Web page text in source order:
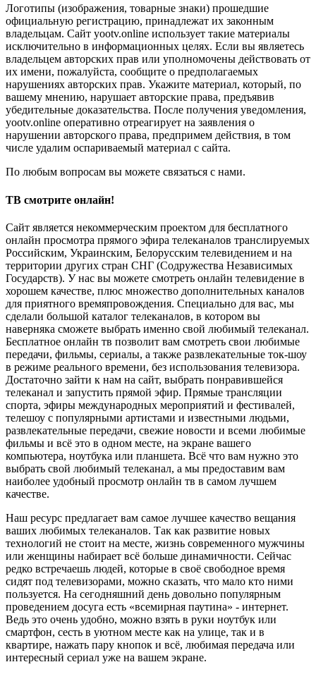
Логотипы (изображения, товарные знаки) прошедшие
официальную регистрацию, принадлежат их законным
владельцам. Сайт yootv.online использует такие материалы
исключительно в информационных целях. Если вы являетесь
владельцем авторских прав или уполномочены действовать от
их имени, пожалуйста, сообщите о предполагаемых
нарушениях авторских прав. Укажите материал, который, по
вашему мнению, нарушает авторские права, предъявив
убедительные доказательства. После получения уведомления,
yootv.online оперативно отреагирует на заявления о
нарушении авторского права, предпримем действия, в том
числе удалим оспариваемый материал с сайта.
По любым вопросам вы можете связаться с нами.
ТВ смотрите онлайн!
Сайт является некоммерческим проектом для бесплатного
онлайн просмотра прямого эфира телеканалов транслируемых
Российским, Украинским, Белорусским телевидением и на
территории других стран СНГ (Содружества Независимых
Государств). У нас вы можете смотреть онлайн телевидение в
хорошем качестве, плюс множество дополнительных каналов
для приятного времяпровождения. Специально для вас, мы
сделали большой каталог телеканалов, в котором вы
наверняка сможете выбрать именно свой любимый телеканал.
Бесплатное онлайн тв позволит вам смотреть свои любимые
передачи, фильмы, сериалы, а также развлекательные ток-шоу
в режиме реального времени, без использования телевизора.
Достаточно зайти к нам на сайт, выбрать понравившейся
телеканал и запустить прямой эфир. Прямые трансляции
спорта, эфиры международных мероприятий и фестивалей,
телешоу с популярными артистами и известными людьми,
развлекательные передачи, свежие новости и всеми любимые
фильмы и всё это в одном месте, на экране вашего
компьютера, ноутбука или планшета. Всё что вам нужно это
выбрать свой любимый телеканал, а мы предоставим вам
наиболее удобный просмотр онлайн тв в самом лучшем
качестве.
Наш ресурс предлагает вам самое лучшее качество вещания
ваших любимых телеканалов. Так как развитие новых
технологий не стоит на месте, жизнь современного мужчины
или женщины набирает всё больше динамичности. Сейчас
редко встречаешь людей, которые в своё свободное время
сидят под телевизорами, можно сказать, что мало кто ними
пользуется. На сегодняшний день довольно популярным
проведением досуга есть «всемирная паутина» - интернет.
Ведь это очень удобно, можно взять в руки ноутбук или
смартфон, сесть в уютном месте как на улице, так и в
квартире, нажать пару кнопок и всё, любимая передача или
интересный сериал уже на вашем экране.